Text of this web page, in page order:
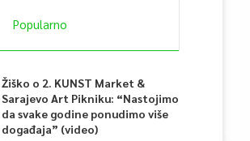
Popularno
Žiško o 2. KUNST Market &
Sarajevo Art Pikniku: “Nastojimo
da svake godine ponudimo više
događaja” (video)